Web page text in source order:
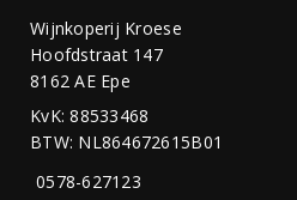
Wijnkoperij Kroese
Hoofdstraat 147
8162 AE Epe
KvK: 88533468
BTW: NL864672615B01
0578-627123